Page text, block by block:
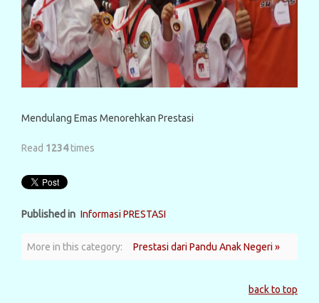
Mendulang Emas Menorehkan Prestasi
Read 1234times
Published in Informasi PRESTASI
More in this category: Prestasi dari Pandu Anak Negeri »
back to top